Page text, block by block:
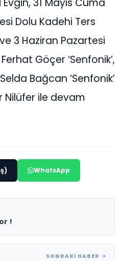
Dolu Kadehi Ters
3 Haziran Pazartesi
Göçer ‘Senfonik’,
Bağcan ‘Senfonik’
Nilüfer ile devam
WhatsApp
!
SONRAKI HABER